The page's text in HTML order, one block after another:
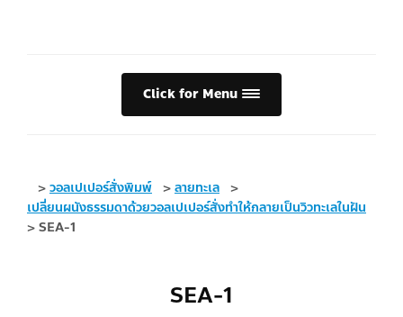
Click for Menu
>วอลเปเปอร์สั่งพิมพ์ >ลายทะเล >
เปลี่ยนผนังธรรมดาด้วยวอลเปเปอร์สั่งทำให้กลายเป็นวิวทะเลในฝัน
>SEA-1
SEA-1